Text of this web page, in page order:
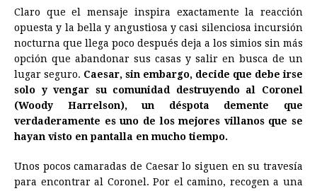
Claro que el mensaje inspira exactamente la reacción
opuesta y la bella y angustiosa y casi silenciosa incursión
nocturna que llega poco después deja a los simios sin más
opción que abandonar sus casas y salir en busca de un
lugar seguro. Caesar, sin embargo, decide que debe irse
solo y vengar su comunidad destruyendo al Coronel
(Woody Harrelson), un déspota demente que
verdaderamente es uno de los mejores villanos que se
hayan visto en pantalla en mucho tiempo.
Unos pocos camaradas de Caesar lo siguen en su travesía
para encontrar al Coronel. Por el camino, recogen a una